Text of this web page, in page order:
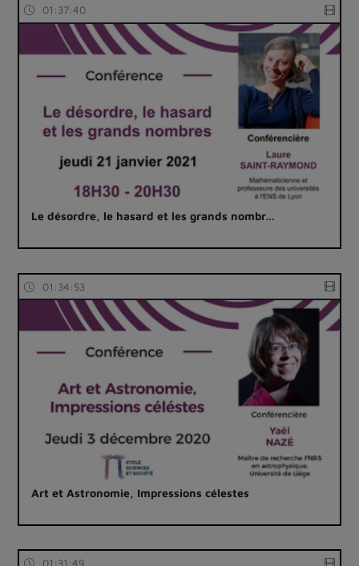
01:37:40
Le désordre, le hasard et les grands nombr…
01:34:53
Art et Astronomie, Impressions célestes
01:31:49